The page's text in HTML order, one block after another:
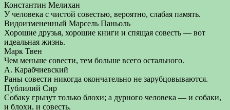
Константин Мелихан
У человека с чистой совестью, вероятно, слабая память.
Видоизмененный Марсель Паньоль
Хорошие друзья, хорошие книги и спящая совесть — вот
идеальная жизнь.
Марк Твен
Чем меньше совести, тем больше всего остального.
А. Карабчиевский
Раны совести никогда окончательно не зарубцовываются.
Публилий Сир
Собаку грызут только блохи; а дурного человека — и собаки,
и блохи, и совесть.